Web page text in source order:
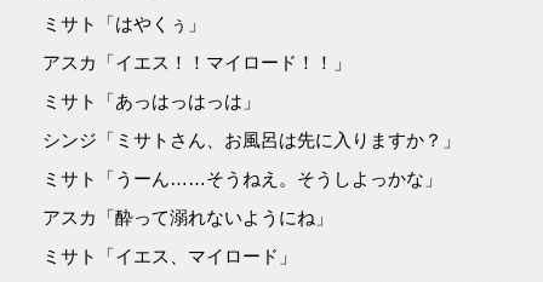
ミサト「はやくぅ」
アスカ「イエス！！マイロード！！」
ミサト「あっはっはっは」
シンジ「ミサトさん、お風呂は先に入りますか？」
ミサト「うーん……そうねえ。そうしよっかな」
アスカ「酔って溺れないようにね」
ミサト「イエス、マイロード」